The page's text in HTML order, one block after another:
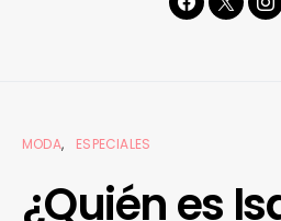
MODA ESPECIALES
¿Quién es